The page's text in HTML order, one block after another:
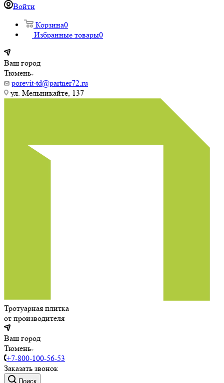
Войти
Корзина0
Избранные товары0
Ваш город
Тюмень
porevit-td@partner72.ru
ул. Мельникайте, 137
Тротуарная плитка
от производителя
Ваш город
Тюмень
+7-800-100-56-53
Заказать звонок
Поиск